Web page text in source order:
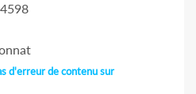
d'erreur de contenu sur